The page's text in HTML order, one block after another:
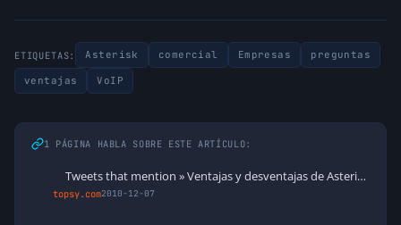
ETIQUETAS: Asterisk comercial Empresas preguntas
ventajas VoIP
1 PÁGINA HABLA SOBRE ESTE ARTÍCULO:
Tweets that mention » Ventajas y desventajas de Asterisk para la empr…
topsy.com2010-12-07